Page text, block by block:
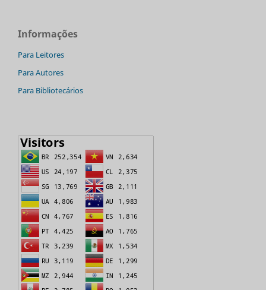
Informações
Para Leitores
Para Autores
Para Bibliotecários